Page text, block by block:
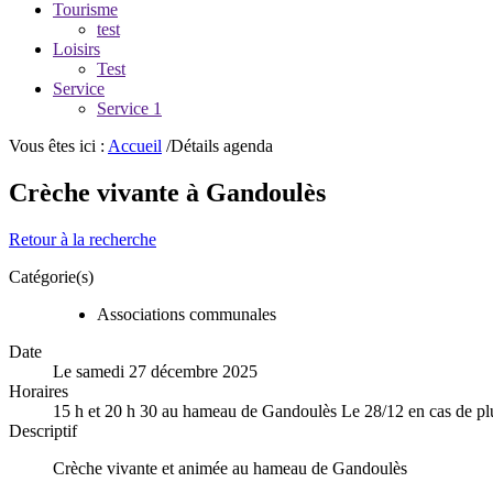
Tourisme
test
Loisirs
Test
Service
Service 1
Vous êtes ici : Accueil /Détails agenda
Crèche vivante à Gandoulès
Retour à la recherche
Catégorie(s)
Associations communales
Date
Le samedi 27 décembre 2025
Horaires
15 h et 20 h 30 au hameau de Gandoulès Le 28/12 en cas de
Descriptif
Crèche vivante et animée au hameau de Gandoulès